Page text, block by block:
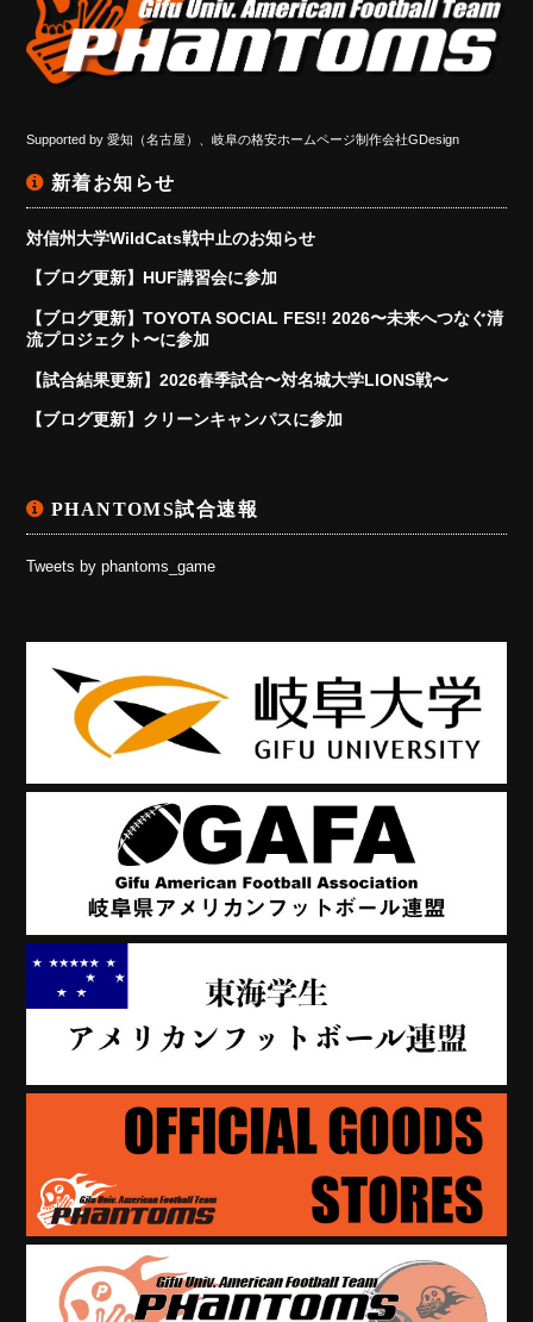
Supported by愛知（名古屋）、岐阜の格安ホームページ制作会社GDesign
新着お知らせ
対信州大学WildCats戦中止のお知らせ
【ブログ更新】HUF講習会に参加
【ブログ更新】TOYOTA SOCIAL FES!! 2026〜未来へつなぐ清
流プロジェクト〜に参加
【試合結果更新】2026春季試合〜対名城大学LIONS戦〜
【ブログ更新】クリーンキャンパスに参加
PHANTOMS試合速報
Tweets by phantoms_game